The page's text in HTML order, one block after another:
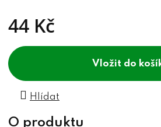
44 Kč
do
Hlídat